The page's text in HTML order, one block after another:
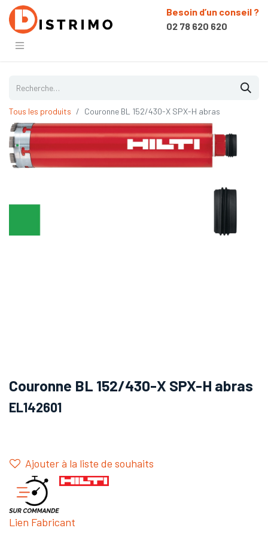
Besoin d’un conseil ?
02 78 620 620
Tous les produits Couronne BL 152/430-X SPX-H abras
Couronne BL 152/430-X SPX-H abras
EL142601
Ajouter à la liste de souhaits
Lien Fabricant